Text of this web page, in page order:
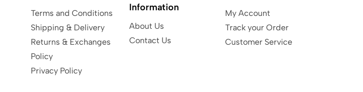
Terms and Conditions
Shipping & Delivery
Returns & Exchanges
Policy
Privacy Policy
Information
About Us
Contact Us
My Account
Track your Order
Customer Service